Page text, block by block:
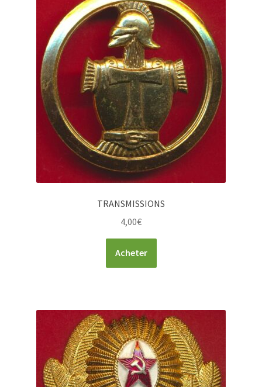
TRANSMISSIONS
4,00€
Acheter